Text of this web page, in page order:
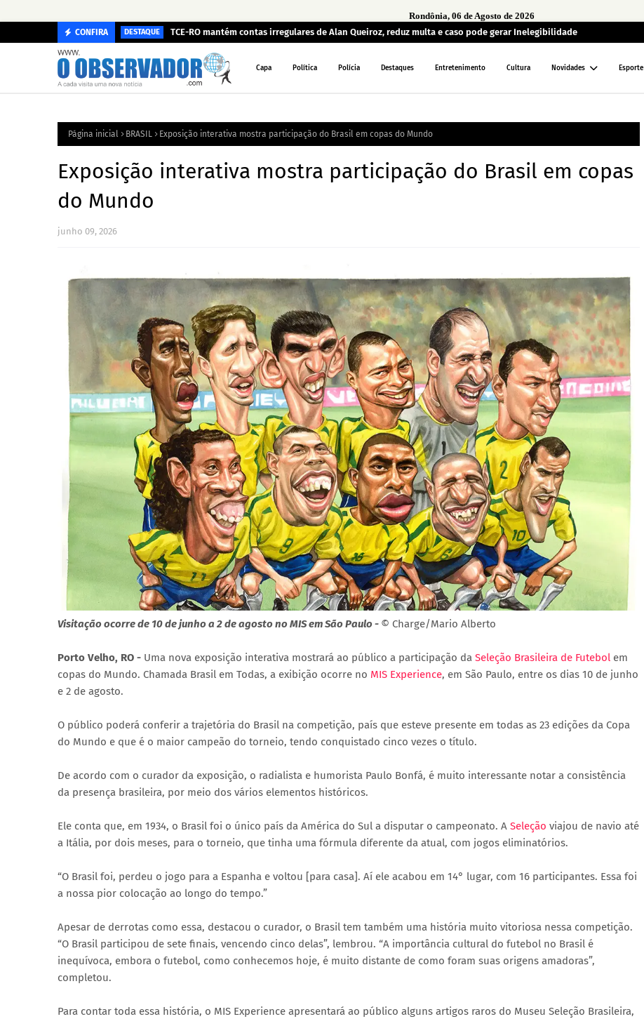
Rondônia, 06 de Agosto de 2026
CONFIRA DESTAQUE TCE-RO mantém contas irregulares de Alan Queiroz, reduz multa e caso pode gerar Inelegibilidade
Capa Política Polícia Destaques Entretenimento Cultura Novidades Esporte
Página inicial BRASIL Exposição interativa mostra participação do Brasil em copas do Mundo
Exposição interativa mostra participação do Brasil em copas
do Mundo
junho 09, 2026
Visitação ocorre de 10 de junho a 2 de agosto no MIS em São Paulo - © Charge/Mario Alberto
Porto Velho, RO - Uma nova exposição interativa mostrará ao público a participação da Seleção Brasileira de Futebol em
copas do Mundo. Chamada Brasil em Todas, a exibição ocorre no MIS Experience, em São Paulo, entre os dias 10 de junho
e 2 de agosto.
O público poderá conferir a trajetória do Brasil na competição, país que esteve presente em todas as 23 edições da Copa
do Mundo e que é o maior campeão do torneio, tendo conquistado cinco vezes o título.
De acordo com o curador da exposição, o radialista e humorista Paulo Bonfá, é muito interessante notar a consistência
da presença brasileira, por meio dos vários elementos históricos.
Ele conta que, em 1934, o Brasil foi o único país da América do Sul a disputar o campeonato. A Seleção viajou de navio até
a Itália, por dois meses, para o torneio, que tinha uma fórmula diferente da atual, com jogos eliminatórios.
“O Brasil foi, perdeu o jogo para a Espanha e voltou [para casa]. Aí ele acabou em 14° lugar, com 16 participantes. Essa foi
a nossa pior colocação ao longo do tempo.”
Apesar de derrotas como essa, destacou o curador, o Brasil tem também uma história muito vitoriosa nessa competição.
“O Brasil participou de sete finais, vencendo cinco delas”, lembrou. “A importância cultural do futebol no Brasil é
inequívoca, embora o futebol, como conhecemos hoje, é muito distante de como foram suas origens amadoras”,
completou.
Para contar toda essa história, o MIS Experience apresentará ao público alguns artigos raros do Museu Seleção Brasileira,